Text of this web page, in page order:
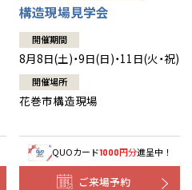
構造現場見学会
開催期間
8月8日(土)・9日(日)・11日(火・祝)
開催場所
花巻市構造現場
QUOカード1000円分進呈中！
ご来場予約